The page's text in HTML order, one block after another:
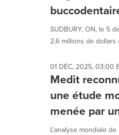
SUDBURY, ON, le 5
2,6 millions de dollars
01 DÉC, 2025, 03:00
Medit
une étude
menée par
L'analyse mondiale